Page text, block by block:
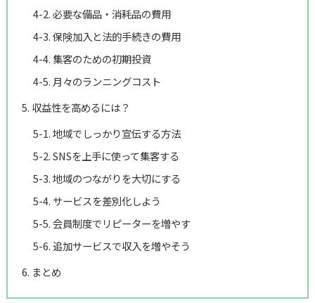
4-2. 必要な備品・消耗品の費用
4-3. 保険加入と法的手続きの費用
4-4. 集客のための初期投資
4-5. 月々のランニングコスト
5. 収益性を高めるには？
5-1. 地域でしっかり宣伝する方法
5-2. SNSを上手に使って集客する
5-3. 地域のつながりを大切にする
5-4. サービスを差別化しよう
5-5. 会員制度でリピーターを増やす
5-6. 追加サービスで収入を増やそう
6. まとめ